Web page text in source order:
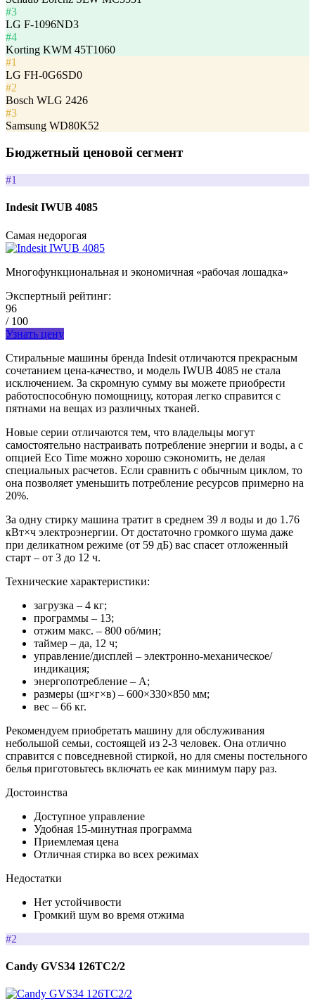
#3
LG F-1096ND3
#4
Korting KWM 45T1060
#1
LG FH-0G6SD0
#2
Bosch WLG 2426
#3
Samsung WD80K52
Бюджетный ценовой сегмент
#1
Indesit IWUB 4085
Самая недорогая
Многофункциональная и экономичная «рабочая лошадка»
Экспертный рейтинг:
96
/ 100
Узнать цену
Стиральные машины бренда Indesit отличаются прекрасным
сочетанием цена-качество, и модель IWUB 4085 не стала
исключением. За скромную сумму вы можете приобрести
работоспособную помощницу, которая легко справится с
пятнами на вещах из различных тканей.
Новые серии отличаются тем, что владельцы могут
самостоятельно настраивать потребление энергии и воды, а с
опцией Eco Time можно хорошо сэкономить, не делая
специальных расчетов. Если сравнить с обычным циклом, то
она позволяет уменьшить потребление ресурсов примерно на
20%.
За одну стирку машина тратит в среднем 39 л воды и до 1.76
кВт×ч электроэнергии. От достаточно громкого шума даже
при деликатном режиме (от 59 дБ) вас спасет отложенный
старт – от 3 до 12 ч.
Технические характеристики:
загрузка – 4 кг;
программы – 13;
отжим макс. – 800 об/мин;
таймер – да, 12 ч;
управление/дисплей – электронно-механическое/
индикация;
энергопотребление – А;
размеры (ш×г×в) – 600×330×850 мм;
вес – 66 кг.
Рекомендуем приобретать машину для обслуживания
небольшой семьи, состоящей из 2-3 человек. Она отлично
справится с повседневной стиркой, но для смены постельного
белья приготовьтесь включать ее как минимум пару раз.
Достоинства
Доступное управление
Удобная 15-минутная программа
Приемлемая цена
Отличная стирка во всех режимах
Недостатки
Нет устойчивости
Громкий шум во время отжима
#2
Candy GVS34 126TC2/2